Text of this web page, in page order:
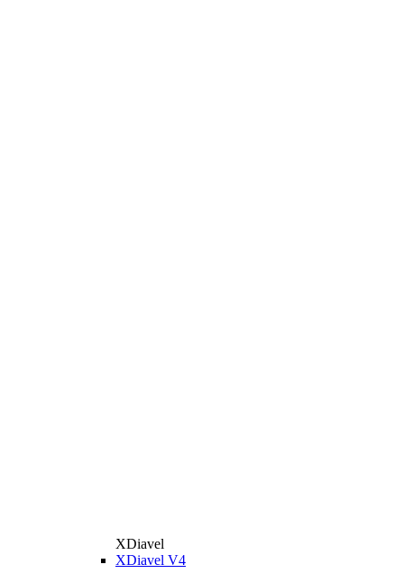
XDiavel
XDiavel V4